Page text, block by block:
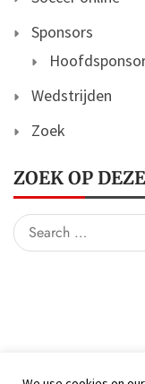
Sponsors
Wedstrijden
Zoek
ZOEK OP
Search
for: